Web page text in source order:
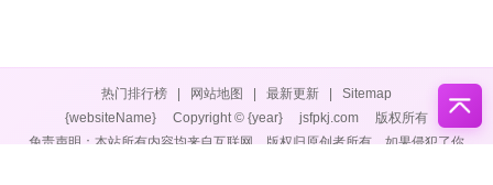
热门排行榜 网站地图 最新更新
Sitemap
{websiteName}
Copyright © {year} jsfpkj.com
版权所有
免责声明：本站所有内容均来自互联网，版权归原创者所有，如果侵犯了你